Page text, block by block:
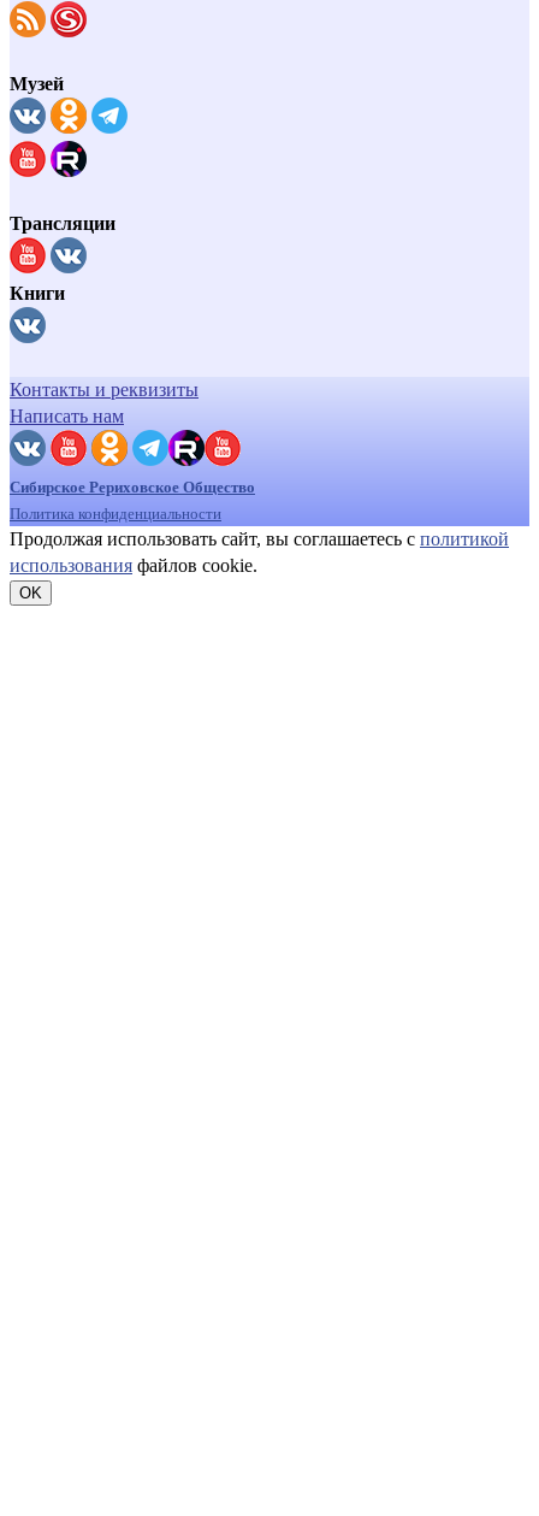
Музей
Трансляции
Книги
Контакты и реквизиты
Написать нам
Сибирское Рериховское Общество
Политика конфиденциальности
Продолжая использовать сайт, вы соглашаетесь с политикой
использования файлов cookie.
OK